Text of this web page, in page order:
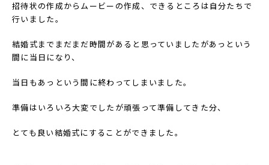
招待状の作成からムービーの作成、できるところは自分たちで
行いました。
結婚式までまだまだ時間があると思っていましたがあっという
間に当日になり、
当日もあっという間に終わってしまいました。
準備はいろいろ大変でしたが頑張って準備してきた分、
とても良い結婚式にすることができました。